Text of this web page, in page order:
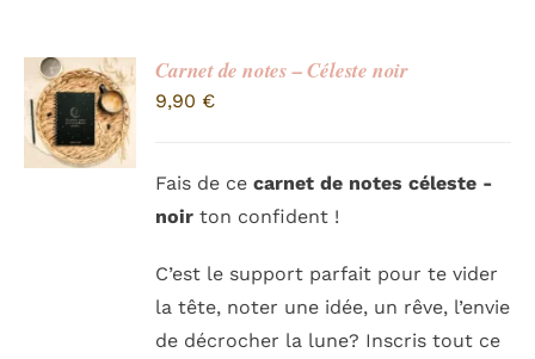
Carnet de notes – Céleste noir
9,90 €
Fais de cecarnet de notes céleste -
noir ton confident !
C’est le support parfait pour te vider
la tête, noter une idée, un rêve, l’envie
de décrocher la lune? Inscris tout ce